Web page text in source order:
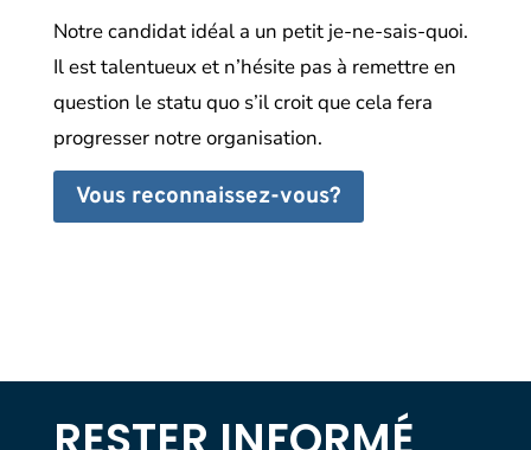
Notre candidat idéal a un petit je-ne-sais-quoi.
Il est talentueux et n’hésite pas à remettre en
question le statu quo s’il croit que cela fera
progresser notre organisation.
Vous reconnaissez-vous?